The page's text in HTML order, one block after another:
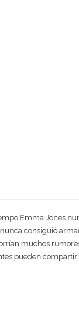
Emma Jones
consiguió
muchos
pueden